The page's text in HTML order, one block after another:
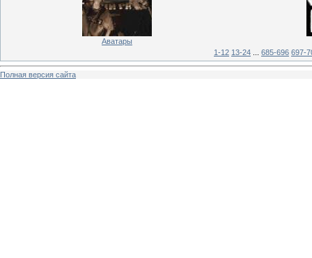
Аватары
1-12 13-24 685-696 697-
Полная версия сайта